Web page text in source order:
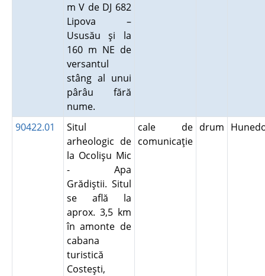
m V de DJ 682
Lipova –
Ususău şi la
160 m NE de
versantul
stâng al unui
pârâu fără
nume.
90422.01
Situl
arheologic de
la Ocolişu Mic
- Apa
Grădiştii. Situl
se află la
aprox. 3,5 km
în amonte de
cabana
turistică
Costeşti,
cale de
comunicaţie
drum